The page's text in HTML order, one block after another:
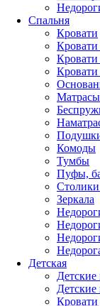
Спальня
Кровати
Кровати
Кровати
Матрасы
Комоды
Тумбы
Пуфы,
Зеркала
Детская
Детские
Кровати